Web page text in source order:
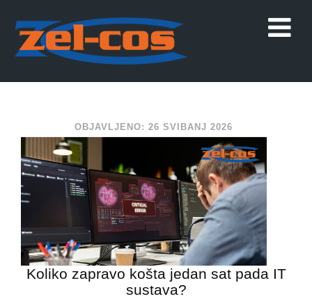
OBJAVLJENO: 26 SVIBANJ 2026
Koliko zapravo košta jedan sat pada IT
sustava?